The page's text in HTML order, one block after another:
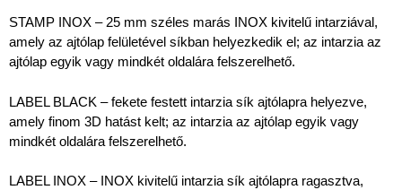
STAMP INOX – 25 mm széles marás INOX kivitelű intarziával,
amely az ajtólap felületével síkban helyezkedik el; az intarzia az
ajtólap egyik vagy mindkét oldalára felszerelhető.
LABEL BLACK – fekete festett intarzia sík ajtólapra helyezve,
amely finom 3D hatást kelt; az intarzia az ajtólap egyik vagy
mindkét oldalára felszerelhető.
LABEL INOX – INOX kivitelű intarzia sík ajtólapra ragasztva,